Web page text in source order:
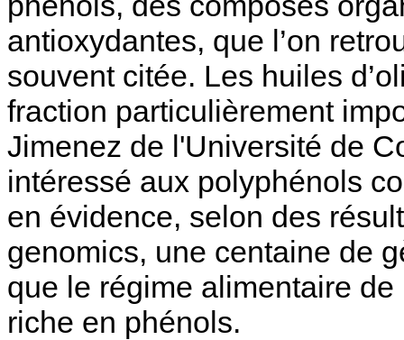
antioxydantes, que l’on
souvent citée. Les huiles
fraction particulièrement
Jimenez de l'Université de
intéressé aux polyphénols
en évidence, selon des
genomics, une centaine de
que le régime alimentaire
riche en phénols.